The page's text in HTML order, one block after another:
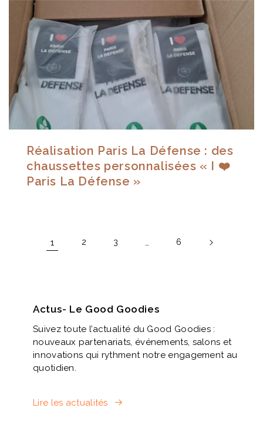
Réalisation Paris La Défense : des
chaussettes personnalisées « I ❤️
Paris La Défense »
1 2 3 … 6
Actus- Le Good Goodies
Suivez toute l’actualité du Good Goodies :
nouveaux partenariats, événements, salons et
innovations qui rythment notre engagement au
quotidien.
Lire les actualités